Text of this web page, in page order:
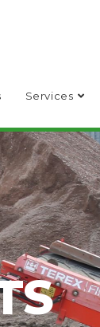
Services